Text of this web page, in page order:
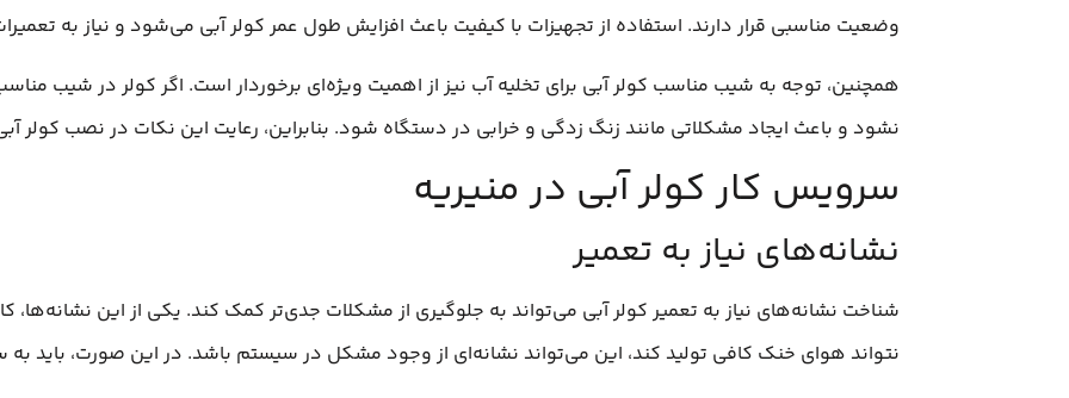
وضعیت مناسبی قرار دارند. استفاده از تجهیزات با کیفیت باعث افزایش طول عمر کولر آبی می‌شود و نیاز به
همچنین، توجه به شیب مناسب کولر آبی برای تخلیه آب نیز از اهمیت ویژه‌ای برخوردار است. اگر کولر در شیب
نشود و باعث ایجاد مشکلاتی مانند زنگ زدگی و خرابی در دستگاه شود. بنابراین، رعایت این نکات در نصب کولر
سرویس کار کولر آبی در منیریه
نشانه‌های نیاز به تعمیر
شناخت نشانه‌های نیاز به تعمیر کولر آبی می‌تواند به جلوگیری از مشکلات جدی‌تر کمک کند. یکی از این نشانه‌ها،
نتواند هوای خنک کافی تولید کند، این می‌تواند نشانه‌ای از وجود مشکل در سیستم باشد. در این صورت، باید به